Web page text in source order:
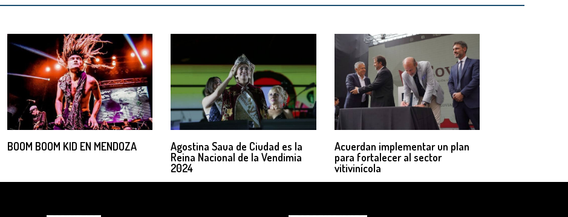
BOOM BOOM KID EN MENDOZA
Agostina Saua de Ciudad es la
Reina Nacional de la Vendimia
2024
Acuerdan implementar un plan
para fortalecer al sector
vitivinícola